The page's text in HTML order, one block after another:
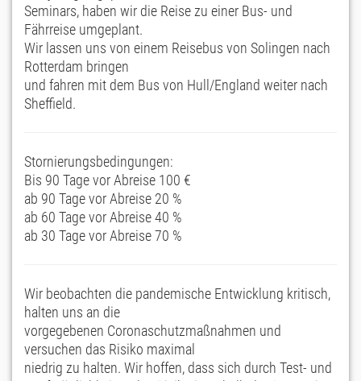
Seminars, haben wir die Reise zu einer Bus- und
Fährreise umgeplant.
Wir lassen uns von einem Reisebus von Solingen nach
Rotterdam bringen
und fahren mit dem Bus von Hull/England weiter nach
Sheffield.
Stornierungsbedingungen:
Bis 90 Tage vor Abreise 100 €
ab 90 Tage vor Abreise 20 %
ab 60 Tage vor Abreise 40 %
ab 30 Tage vor Abreise 70 %
Wir beobachten die pandemische Entwicklung kritisch,
halten uns an die
vorgegebenen Coronaschutzmaßnahmen und
versuchen das Risiko maximal
niedrig zu halten. Wir hoffen, dass sich durch Test- und